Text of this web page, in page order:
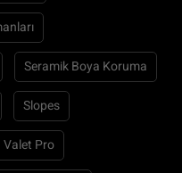
Seramik Boya Koruma
Slopes
Valet Pro